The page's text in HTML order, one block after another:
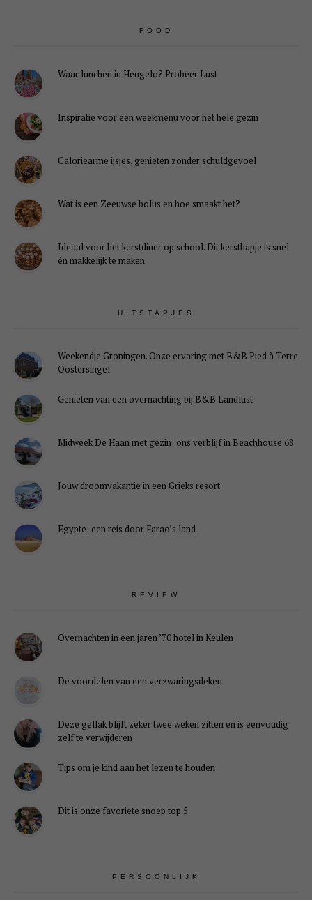
FOOD
Waar lunchen in Hengelo? Probeer Lust
Inspiratie voor een weekmenu voor het hele gezin
Caloriearme ijsjes, genieten zonder schuldgevoel
Wat is een Zeeuwse bolus en hoe smaakt het?
Ideaal voor het kerstdiner op school. Dit kersthapje is snel
én makkelijk te maken
UITSTAPJES
Weekendje Groningen. Onze ervaring met B&B Pied à Terre
Oostersingel
Genieten van een overnachting bij B&B Landlust
Midweek De Haan met gezin: ons verblijf in Beachhouse 68
Jouw droomvakantie in een Grieks resort
Egypte: een reis door Farao’s land
REVIEW
Overnachten in een jaren ’70 hotel in Keulen
De voordelen van een verzwaringsdeken
Deze gellak blijft zeker twee weken zitten en is eenvoudig
zelf te verwijderen
Tips om je kind aan het lezen te houden
Dit is onze favoriete snoep top 5
PERSOONLIJK